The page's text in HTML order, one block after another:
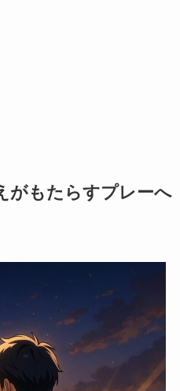
がもたらすプレーへ